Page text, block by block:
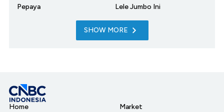
Pepaya
Lele Jumbo Ini
SHOW MORE
Home
Market